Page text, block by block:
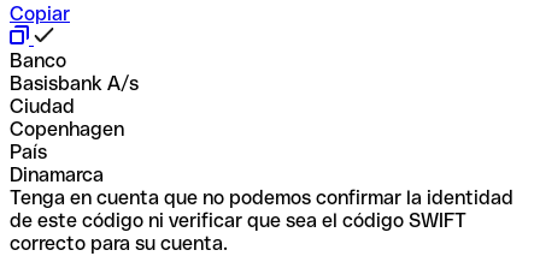
Copiar
Banco
Basisbank A/s
Ciudad
Copenhagen
País
Dinamarca
Tenga en cuenta que no podemos confirmar la identidad
de este código ni verificar que sea el código SWIFT
correcto para su cuenta.